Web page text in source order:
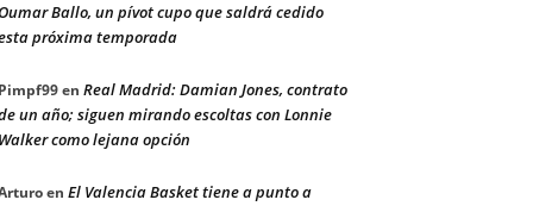
Ballo, un pívot cupo que saldrá cedido
próxima temporada
en Real Madrid: Damian Jones, contrato
un año; siguen mirando escoltas con Lonnie
como lejana opción
en El Valencia Basket tiene a punto a